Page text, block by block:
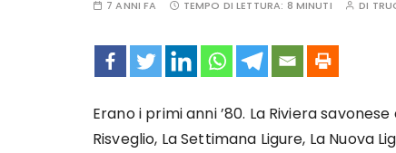
7 ANNI FA TEMPO DI LETTURA: 8 MINUTI DI
Erano i primi anni ’80. La Riviera
Risveglio, La Settimana Ligure, La Nuova